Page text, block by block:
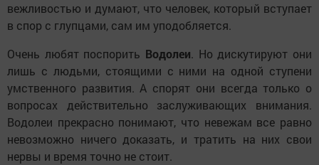
вежливостью и думают, что человек, который вступает
в спор с глупцами, сам им уподобляется.
Очень любят поспорить Водолеи. Но дискутируют они
лишь с людьми, стоящими с ними на одной ступени
умственного развития. А спорят они всегда только о
вопросах действительно заслуживающих внимания.
Водолеи прекрасно понимают, что невежам все равно
невозможно ничего доказать, и тратить на них свои
нервы и время точно не стоит.